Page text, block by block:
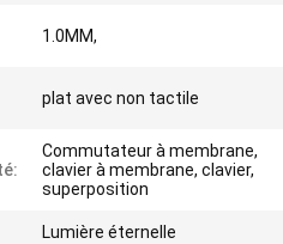
1.0MM,
plat avec non tactile
Commutateur à membrane,
clavier à membrane, clavier,
superposition
Lumière éternelle